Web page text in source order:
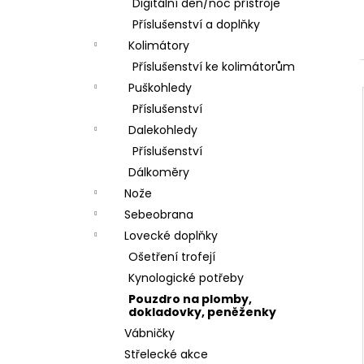
Digitální den/noc přístroje
Příslušenství a doplňky
Kolimátory
Příslušenství ke kolimátorům
Puškohledy
Příslušenství
Dalekohledy
Příslušenství
Dálkoměry
Nože
Sebeobrana
Lovecké doplňky
Ošetření trofejí
Kynologické potřeby
Pouzdro na plomby,
dokladovky, peněženky
Vábničky
Střelecké akce
DÁRKOVÝ POUKAZ (DO POZNÁMKY
NAPSAT JMÉNO OBDAROVANÉHO)
500 Kč